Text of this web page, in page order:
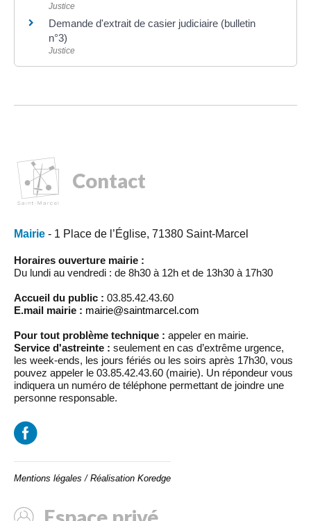
Justice
Demande d'extrait de casier judiciaire (bulletin
n°3)
Justice
Contact
Mairie - 1 Place de l’Église, 71380 Saint-Marcel
Horaires ouverture mairie :
Du lundi au vendredi : de 8h30 à 12h et de 13h30 à 17h30
Accueil du public : 03.85.42.43.60
E.mail mairie : mairie@saintmarcel.com
Pour tout problème technique : appeler en mairie.
Service d'astreinte : seulement en cas d’extrême urgence,
les week-ends, les jours fériés ou les soirs après 17h30, vous
pouvez appeler le 03.85.42.43.60 (mairie). Un répondeur vous
indiquera un numéro de téléphone permettant de joindre une
personne responsable.
Mentions légales / Réalisation Koredge